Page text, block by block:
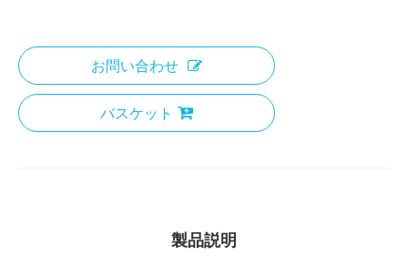
お問い合わせ
バスケット
製品説明